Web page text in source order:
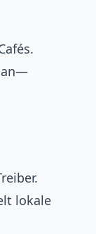
an—
lokale